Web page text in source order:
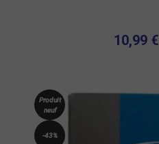
10,99 €
Produit
neuf
-43%